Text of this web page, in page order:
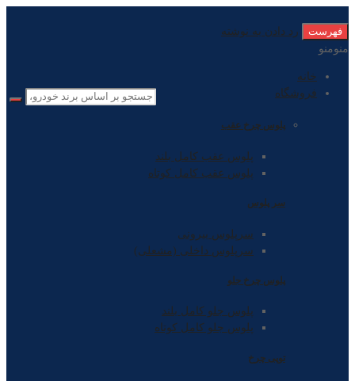
فهرست
رد دادن به نوشته
منومنو
خانه
فروشگاه
پلوس چرخ عقب
پلوس عقب کامل بلند
پلوس عقب کامل کوتاه
سر پلوس
سرپلوس بیرونی
سرپلوس داخلی (مشعلی)
پلوس چرخ جلو
پلوس جلو کامل بلند
پلوس جلو کامل کوتاه
توپی چرخ